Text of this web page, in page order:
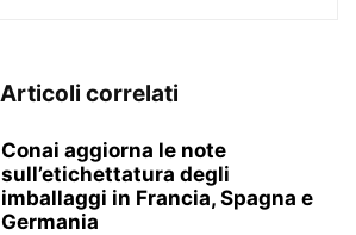
Articoli correlati
Conai aggiorna le note
sull’etichettatura degli
imballaggi in Francia, Spagna e
Germania